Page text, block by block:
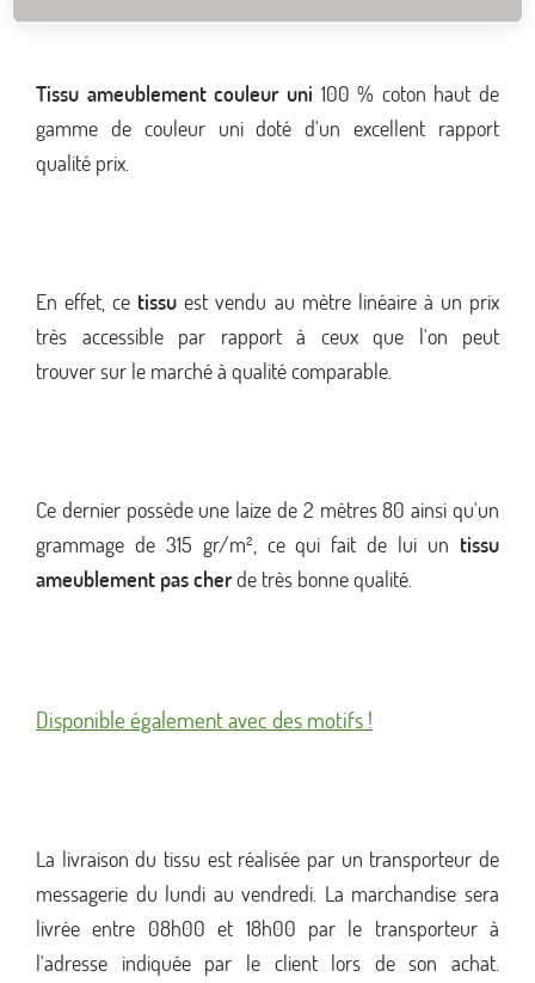
Tissu ameublement couleur uni 100 % coton haut de
gamme de couleur uni doté d'un excellent rapport
qualité prix.
En effet, ce tissuest vendu au mètre linéaire à un prix
très accessible par rapport à ceux que l'on peut
trouver sur le marché à qualité comparable.
Ce dernier possède une laize de 2 mètres 80 ainsi qu'un
grammage de 315 gr/m², ce qui fait de lui un tissu
ameublement pas cherde très bonne qualité.
Disponible également avec des motifs !
La livraison du tissu est réalisée par un transporteur de
messagerie du lundi au vendredi. La marchandise sera
livrée entre 08h00 et 18h00 par le transporteur à
l'adresse indiquée par le client lors de son achat.